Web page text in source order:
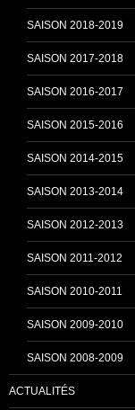
SAISON 2018-2019
SAISON 2017-2018
SAISON 2016-2017
SAISON 2015-2016
SAISON 2014-2015
SAISON 2013-2014
SAISON 2012-2013
SAISON 2011-2012
SAISON 2010-2011
SAISON 2009-2010
SAISON 2008-2009
ACTUALITÉS